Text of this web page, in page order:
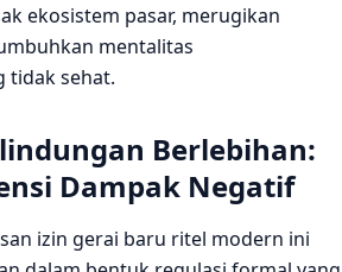
ekosistem pasar, merugikan
mentalitas
tidak sehat.
Berlebihan:
Dampak Negatif
izin gerai baru ritel modern ini